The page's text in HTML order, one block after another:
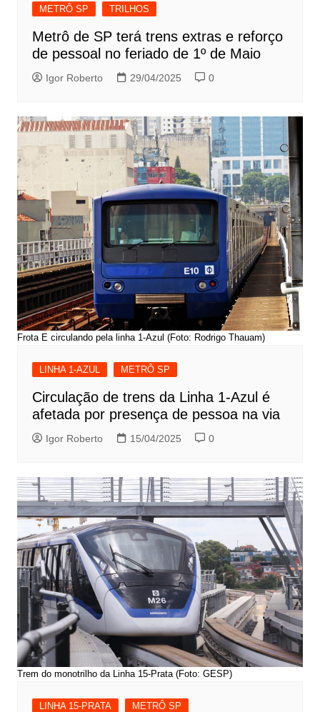
METRÔ SP TRILHOS
Metrô de SP terá trens extras e reforço
de pessoal no feriado de 1º de Maio
Igor Roberto 29/04/2025 0
Frota E circulando pela linha 1-Azul (Foto: Rodrigo Thauam)
LINHA 1-AZUL METRÔ SP
Circulação de trens da Linha 1-Azul é
afetada por presença de pessoa na via
Igor Roberto 15/04/2025 0
Trem do monotrilho da Linha 15-Prata (Foto: GESP)
LINHA 15-PRATA METRÔ SP